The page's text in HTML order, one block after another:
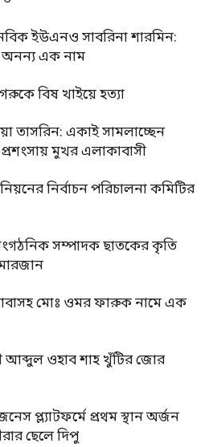
ইউএনও সাবরিনা শারমিন:
অনন্য এক নাম
বিষ খাইয়ে হত্যা
তাসরিন: একাই সামলাচ্ছেন
মুখর এলাকাবাসী
নির্বাচন পরিচালনা কমিটির
সম্পাদক ছাতকের কৃতি
মোঃ ওমর ফারুক নামে এক
আব্দুল ওহাব শাহ খুঁটির জোর
প্ল্যাটফর্মে প্রথম স্থান অর্জন
ছেলে দিপু